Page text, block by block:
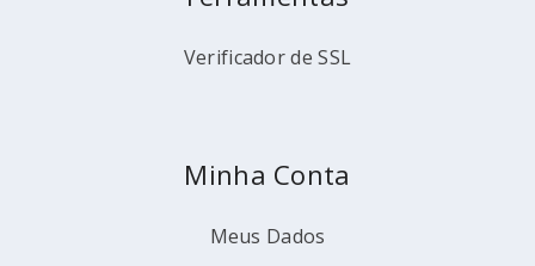
Verificador de SSL
Minha Conta
Meus Dados